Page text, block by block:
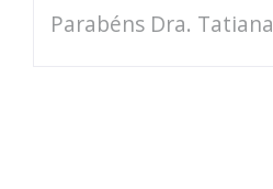
Parabéns Dra. Tatiana